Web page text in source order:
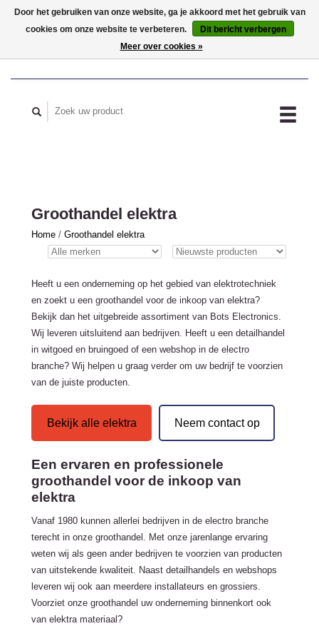
MIJN ACCOUNT
Groothandel elektra
Home / Groothandel elektra
Heeft u een onderneming op het gebied van elektrotechniek
en zoekt u een groothandel voor de inkoop van elektra?
Bekijk dan het uitgebreide assortiment van Bots Electronics.
Wij leveren uitsluitend aan bedrijven. Heeft u een detailhandel
in witgoed en bruingoed of een webshop in de electro
branche? Wij helpen u graag verder om uw bedrijf te voorzien
van de juiste producten.
Bekijk alle elektra Neem contact op
Een ervaren en professionele
groothandel voor de inkoop van
elektra
Vanaf 1980 kunnen allerlei bedrijven in de electro branche
terecht in onze groothandel. Met onze jarenlange ervaring
weten wij als geen ander bedrijven te voorzien van producten
van uitstekende kwaliteit. Naast detailhandels en webshops
leveren wij ook aan meerdere installateurs en grossiers.
Voorziet onze groothandel uw onderneming binnenkort ook
van elektra materiaal?
Door het gebruiken van onze website, ga je akkoord met het gebruik van
cookies om onze website te verbeteren.
Dit bericht verbergen
Meer over cookies »